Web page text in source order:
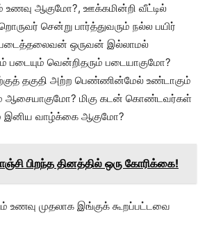
உணவு ஆகுமோ?, ஊக்கமின்றி வீட்டில்
சென்று பார்த்துவரும் நல்ல பயிர்
ஒருவன் இல்லாமல்
படையும் வென்றிதரும் படையாகுமோ?
தகுதி அற்ற பெண்ணின்மேல் உண்டாகும்
ஆசையாகுமோ? மிகு கடன் கொண்டவர்கள்
இனிய வாழ்க்கை ஆகுமோ?
பிறந்த தினத்தில் ஒரு கோரிக்கை!
உணவு முதலாக இங்குக் கூறப்பட்டவை